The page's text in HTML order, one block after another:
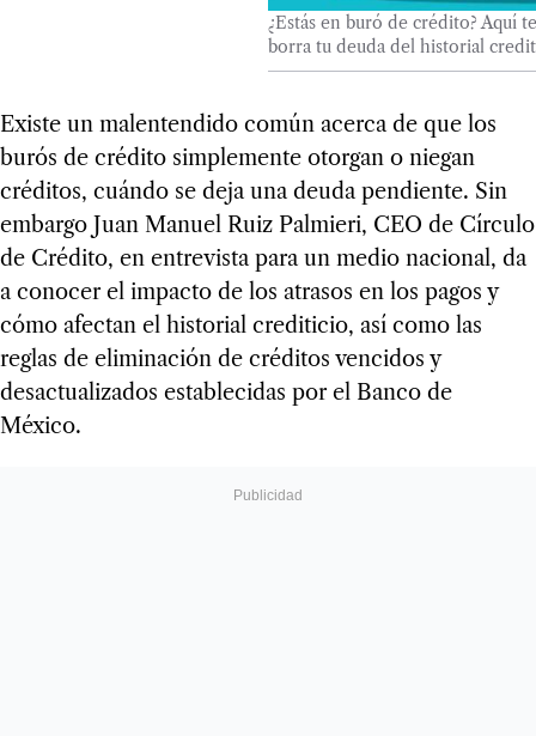
¿Estás en buró de crédito? Aquí
borra tu deuda del historial
Existe un malentendido común acerca de que los
burós de crédito simplemente otorgan o niegan
créditos, cuándo se deja una deuda pendiente. Sin
embargo Juan Manuel Ruiz Palmieri, CEO de Círculo
de Crédito, en entrevista para un medio nacional, da
a conocer el impacto de los atrasos en los pagos y
cómo afectan el historial crediticio, así como las
reglas de eliminación de créditos vencidos y
desactualizados establecidas por el Banco de
México.